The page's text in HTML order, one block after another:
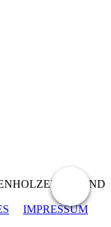
JUGEND
IMPRESSUM